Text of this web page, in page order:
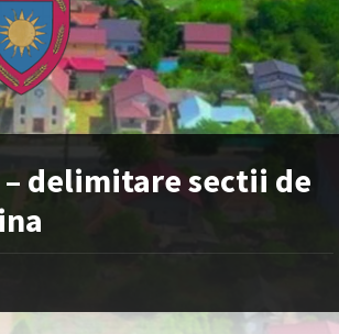
delimitare sectii de